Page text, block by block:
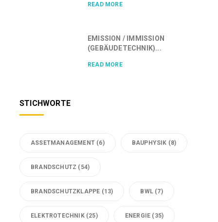
READ MORE
EMISSION / IMMISSION
(GEBÄUDETECHNIK)...
READ MORE
STICHWORTE
ASSETMANAGEMENT (6) BAUPHYSIK (8)
BRANDSCHUTZ (54)
BRANDSCHUTZKLAPPE (13) BWL (7)
ELEKTROTECHNIK(25) ENERGIE (35)